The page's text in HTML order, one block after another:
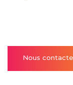
Nous